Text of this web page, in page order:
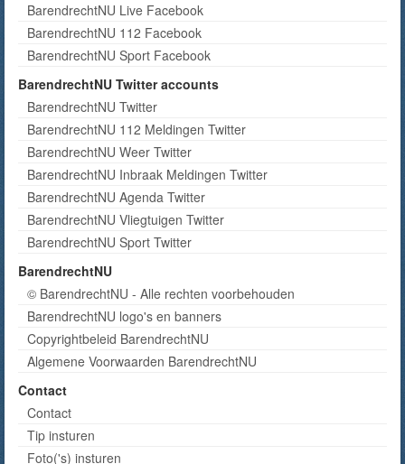
BarendrechtNU Live Facebook
BarendrechtNU 112 Facebook
BarendrechtNU Sport Facebook
BarendrechtNU Twitter accounts
BarendrechtNU Twitter
BarendrechtNU 112 Meldingen Twitter
BarendrechtNU Weer Twitter
BarendrechtNU Inbraak Meldingen Twitter
BarendrechtNU Agenda Twitter
BarendrechtNU Vliegtuigen Twitter
BarendrechtNU Sport Twitter
BarendrechtNU
© BarendrechtNU - Alle rechten voorbehouden
BarendrechtNU logo's en banners
Copyrightbeleid BarendrechtNU
Algemene Voorwaarden BarendrechtNU
Contact
Contact
Tip insturen
Foto('s) insturen